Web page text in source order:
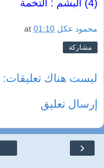
(4) البشم : التخمة
محمود عكل at 01:10
مشاركة
ليست هناك تعليقات:
إرسال تعليق
‹